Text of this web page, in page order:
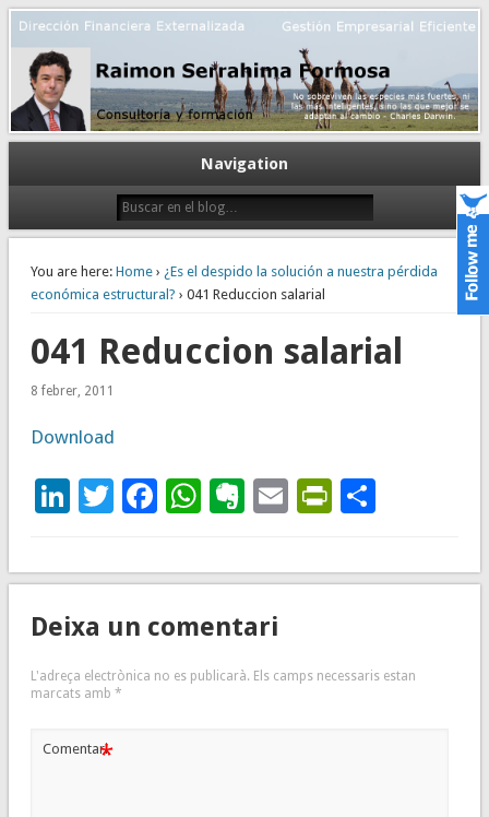
Dirección financiera de la PyME
Gestión empresarial eficiente. Dirección financiera externalizada.
Navigation
You are here: Home› ¿Es el despido la solución a nuestra pérdida
económica estructural? › 041 Reduccion salarial
041 Reduccion salarial
8 febrer, 2011
Download
LinkedIn
Twitter
Facebook
WhatsApp
Evernote
Email
Deixa un comentari
L'adreça electrònica no es publicarà. Els camps necessaris estan
marcats amb *
Comentari*